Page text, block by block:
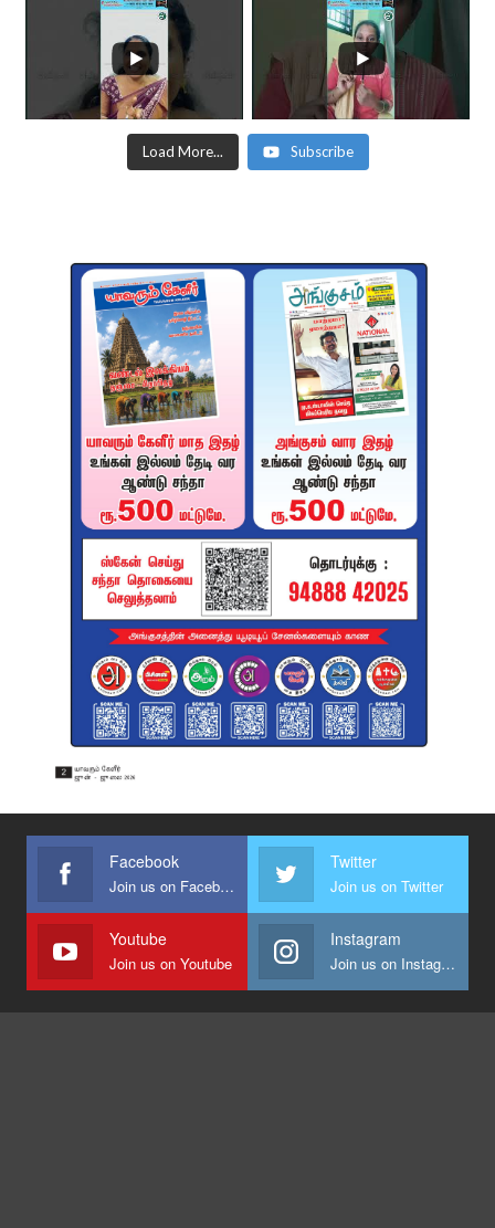
Load More... Subscribe
Facebook
Join us on Facebook
Twitter
Join us on Twitter
Youtube
Join us on Youtube
Instagram
Join us on Instagram